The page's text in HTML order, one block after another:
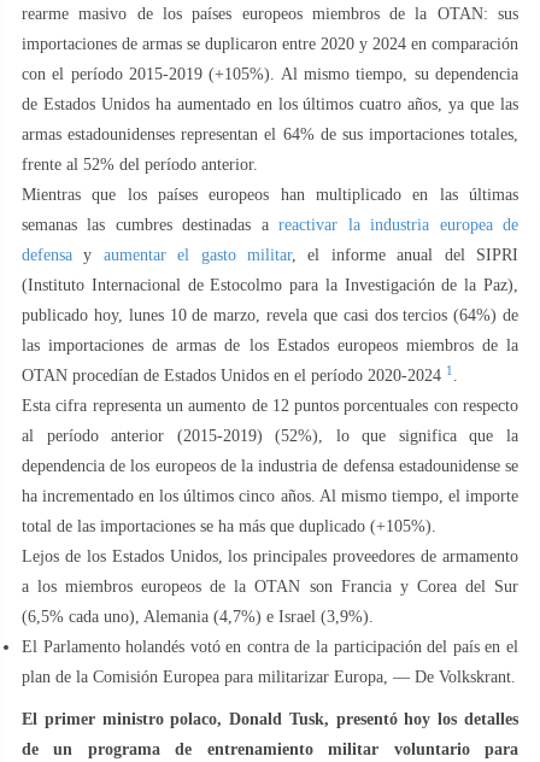
rearme masivo de los países europeos miembros de la OTAN: sus
importaciones de armas se duplicaron entre 2020 y 2024 en comparación
con el período 2015-2019 (+105%). Al mismo tiempo, su dependencia
de Estados Unidos ha aumentado en los últimos cuatro años, ya que las
armas estadounidenses representan el 64% de sus importaciones totales,
frente al 52% del período anterior.
Mientras que los países europeos han multiplicado en las últimas
semanas las cumbres destinadas areactivar la industria europea de
defensa y aumentar el gasto militar, el informe anual del SIPRI
(Instituto Internacional de Estocolmo para la Investigación de la Paz),
publicado hoy, lunes 10 de marzo, revela que casi dos tercios (64%) de
las importaciones de armas de los Estados europeos miembros de la
OTAN procedían de Estados Unidos en el período 2020-2024 1
Esta cifra representa un aumento de 12 puntos porcentuales con respecto
al período anterior (2015-2019) (52%), lo que significa que la
dependencia de los europeos de la industria de defensa estadounidense se
ha incrementado en los últimos cinco años. Al mismo tiempo, el importe
total de las importaciones se ha más que duplicado (+105%).
Lejos de los Estados Unidos, los principales proveedores de armamento
a los miembros europeos de la OTAN son Francia y Corea del Sur
(6,5% cada uno), Alemania (4,7%) e Israel (3,9%).
El Parlamento holandés votó en contra de la participación del país en el
plan de la Comisión Europea para militarizar Europa, — De Volkskrant.
El primer ministro polaco, Donald Tusk, presentó hoy los detalles
de un programa de entrenamiento militar voluntario para